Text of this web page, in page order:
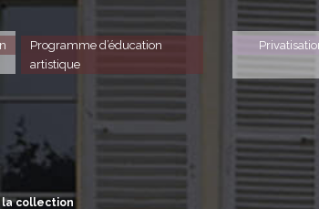
Programme d’éducation
artistique
collection